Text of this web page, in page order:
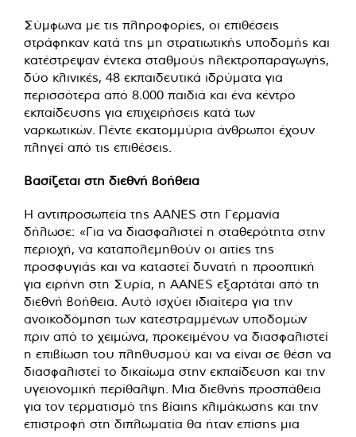
Σύμφωνα με τις πληροφορίες, οι επιθέσεις
στράφηκαν κατά της μη στρατιωτικής υποδομής και
κατέστρεψαν έντεκα σταθμούς ηλεκτροπαραγωγής,
δύο κλινικές, 48 εκπαιδευτικά ιδρύματα για
περισσότερα από 8.000 παιδιά και ένα κέντρο
εκπαίδευσης για επιχειρήσεις κατά των
ναρκωτικών. Πέντε εκατομμύρια άνθρωποι έχουν
πληγεί από τις επιθέσεις.
Βασίζεται στη διεθνή βοήθεια
Η αντιπροσωπεία της AANES στη Γερμανία
δήλωσε: «Για να διασφαλιστεί η σταθερότητα στην
περιοχή, να καταπολεμηθούν οι αιτίες της
προσφυγιάς και να καταστεί δυνατή η προοπτική
για ειρήνη στη Συρία, η AANES εξαρτάται από τη
διεθνή βοήθεια. Αυτό ισχύει ιδιαίτερα για την
ανοικοδόμηση των κατεστραμμένων υποδομών
πριν από το χειμώνα, προκειμένου να διασφαλιστεί
η επιβίωση του πληθυσμού και να είναι σε θέση να
διασφαλιστεί το δικαίωμα στην εκπαίδευση και την
υγειονομική περίθαλψη. Μια διεθνής προσπάθεια
για τον τερματισμό της βίαιης κλιμάκωσης και την
επιστροφή στη διπλωματία θα ήταν επίσης μια